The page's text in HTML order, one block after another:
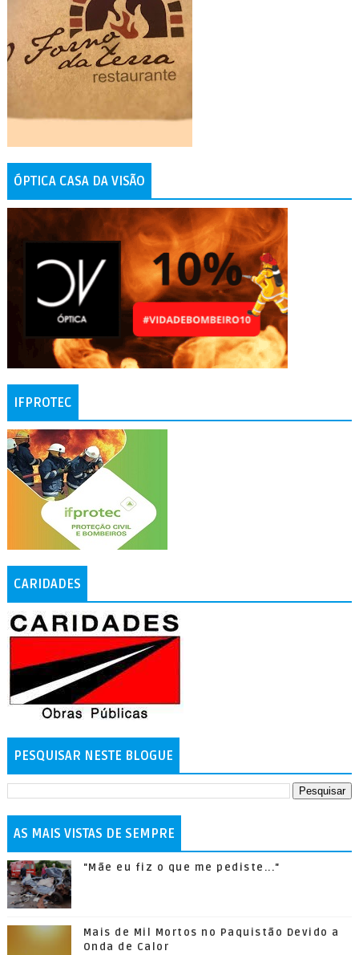
ÓPTICA CASA DA VISÃO
IFPROTEC
CARIDADES
PESQUISAR NESTE BLOGUE
AS MAIS VISTAS DE SEMPRE
"Mãe eu fiz o que me pediste..."
Mais de Mil Mortos no Paquistão Devido a
Onda de Calor